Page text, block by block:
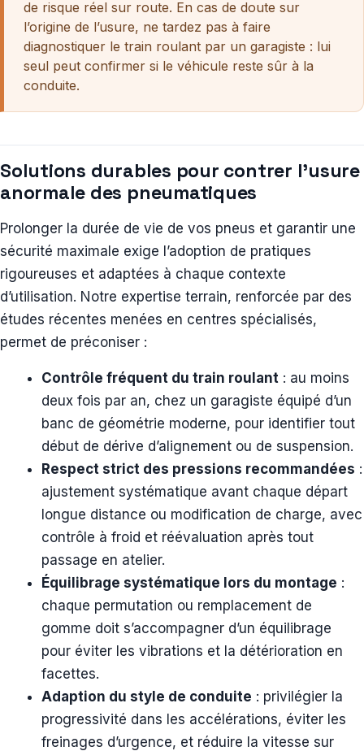
de risque réel sur route. En cas de doute sur
l’origine de l’usure, ne tardez pas à faire
diagnostiquer le train roulant par un garagiste : lui
seul peut confirmer si le véhicule reste sûr à la
conduite.
Solutions durables pour contrer l’usure
anormale des pneumatiques
Prolonger la durée de vie de vos pneus et garantir une
sécurité maximale exige l’adoption de pratiques
rigoureuses et adaptées à chaque contexte
d’utilisation. Notre expertise terrain, renforcée par des
études récentes menées en centres spécialisés,
permet de préconiser :
Contrôle fréquent du train roulant : au moins
deux fois par an, chez un garagiste équipé d’un
banc de géométrie moderne, pour identifier tout
début de dérive d’alignement ou de suspension.
Respect strict des pressions recommandées :
ajustement systématique avant chaque départ
longue distance ou modification de charge, avec
contrôle à froid et réévaluation après tout
passage en atelier.
Équilibrage systématique lors du montage :
chaque permutation ou remplacement de
gomme doit s’accompagner d’un équilibrage
pour éviter les vibrations et la détérioration en
facettes.
Adaption du style de conduite : privilégier la
progressivité dans les accélérations, éviter les
freinages d’urgence, et réduire la vitesse sur